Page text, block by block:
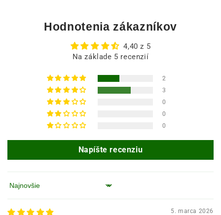
Hodnotenia zákazníkov
4,40 z 5
Na základe 5 recenzií
2
3
0
0
0
Napíšte recenziu
Zoradiť podľa
5. marca 2026